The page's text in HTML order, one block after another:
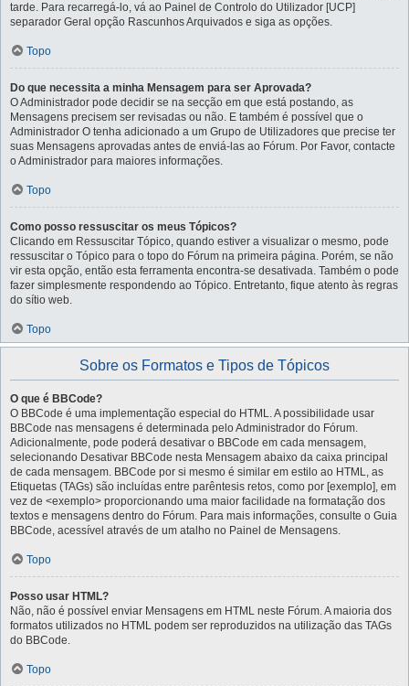
tarde. Para recarregá-lo, vá ao Painel de Controlo do Utilizador [UCP]
separador Geral opção Rascunhos Arquivados e siga as opções.
Topo
Do que necessita a minha Mensagem para ser Aprovada?
O Administrador pode decidir se na secção em que está postando, as
Mensagens precisem ser revisadas ou não. E também é possível que o
Administrador O tenha adicionado a um Grupo de Utilizadores que precise ter
suas Mensagens aprovadas antes de enviá-las ao Fórum. Por Favor, contacte
o Administrador para maiores informações.
Topo
Como posso ressuscitar os meus Tópicos?
Clicando em Ressuscitar Tópico, quando estiver a visualizar o mesmo, pode
ressuscitar o Tópico para o topo do Fórum na primeira página. Porém, se não
vir esta opção, então esta ferramenta encontra-se desativada. Também o pode
fazer simplesmente respondendo ao Tópico. Entretanto, fique atento às regras
do sítio web.
Topo
Sobre os Formatos e Tipos de Tópicos
O que é BBCode?
O BBCode é uma implementação especial do HTML. A possibilidade usar
BBCode nas mensagens é determinada pelo Administrador do Fórum.
Adicionalmente, pode poderá desativar o BBCode em cada mensagem,
selecionando Desativar BBCode nesta Mensagem abaixo da caixa principal
de cada mensagem. BBCode por si mesmo é similar em estilo ao HTML, as
Etiquetas (TAGs) são incluídas entre parêntesis retos, como por [exemplo], em
vez de <exemplo> proporcionando uma maior facilidade na formatação dos
textos e mensagens dentro do Fórum. Para mais informações, consulte o Guia
BBCode, acessível através de um atalho no Painel de Mensagens.
Topo
Posso usar HTML?
Não, não é possível enviar Mensagens em HTML neste Fórum. A maioria dos
formatos utilizados no HTML podem ser reproduzidos na utilização das TAGs
do BBCode.
Topo